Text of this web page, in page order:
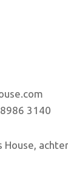
3140
House,